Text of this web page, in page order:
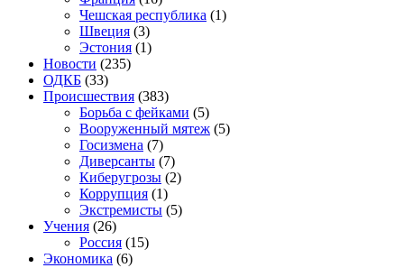
Чешская республика (1)
Швеция (3)
Эстония (1)
Новости (235)
ОДКБ (33)
Происшествия (383)
Борьба с фейками (5)
Вооруженный мятеж (5)
Госизмена (7)
Диверсанты (7)
Киберугрозы (2)
Коррупция (1)
Экстремисты (5)
Учения (26)
Россия (15)
Экономика (6)